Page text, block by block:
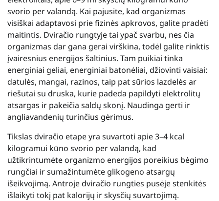
svorio per valandą. Kai pajusite, kad organizmas
visiškai adaptavosi prie fizinės apkrovos, galite pradėti
maitintis. Dviračio rungtyje tai ypač svarbu, nes čia
organizmas dar gana gerai virškina, todėl galite rinktis
įvairesnius energijos šaltinius. Tam puikiai tinka
energiniai geliai, energiniai batonėliai, džiovinti vaisiai:
datulės, mangai, razinos, taip pat sūrios lazdelės ar
riešutai su druska, kurie padeda papildyti elektrolitų
atsargas ir pakeičia saldų skonį. Naudinga gerti ir
angliavandenių turinčius gėrimus.
Tikslas dviračio etape yra suvartoti apie 3–4 kcal
kilogramui kūno svorio per valandą, kad
užtikrintumėte organizmo energijos poreikius bėgimo
rungčiai ir sumažintumėte glikogeno atsargų
išeikvojimą. Antroje dviračio rungties pusėje stenkitės
išlaikyti tokį pat kalorijų ir skysčių suvartojimą.